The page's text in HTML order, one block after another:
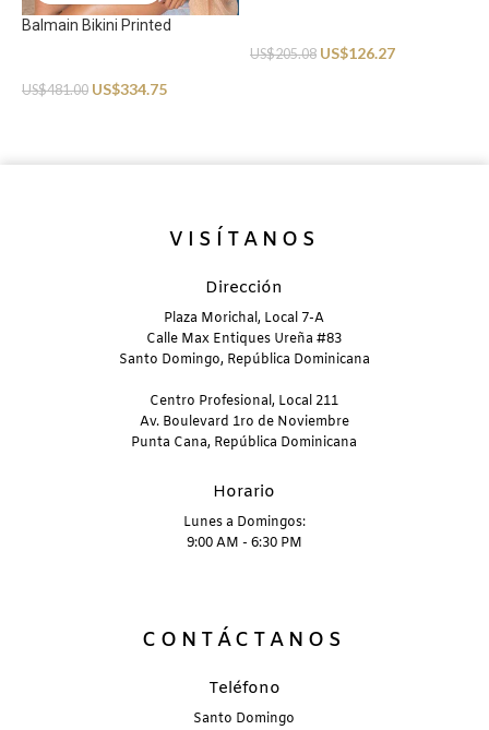
Balmain Bikini Printed
US$481.00 US$334.75
US$205.08 US$126.27
VISÍTANOS
Dirección
Plaza Morichal, Local 7-A
Calle Max Entiques Ureña #83
Santo Domingo, República Dominicana
Centro Profesional, Local 211
Av. Boulevard 1ro de Noviembre
Punta Cana, República Dominicana
Horario
Lunes a Domingos:
9:00 AM - 6:30 PM
CONTÁCTANOS
Teléfono
Santo Domingo